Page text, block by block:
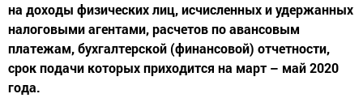
на доходы физических лиц, исчисленных и удержанных
налоговыми агентами, расчетов по авансовым
платежам, бухгалтерской (финансовой) отчетности,
срок подачи которых приходится на март – май 2020
года.